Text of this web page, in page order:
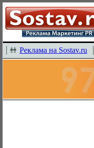
Реклама на Sostav.ru